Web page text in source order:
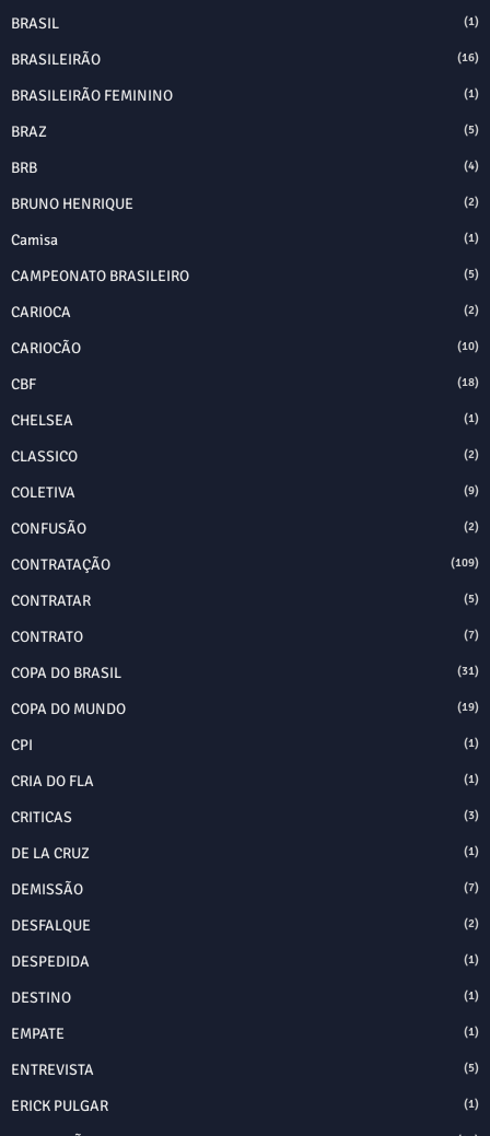
BRASIL (1)
BRASILEIRÃO (16)
BRASILEIRÃO FEMININO (1)
BRAZ (5)
BRB (4)
BRUNO HENRIQUE (2)
Camisa (1)
CAMPEONATO BRASILEIRO (5)
CARIOCA (2)
CARIOCÃO (10)
CBF (18)
CHELSEA (1)
CLASSICO (2)
COLETIVA (9)
CONFUSÃO (2)
CONTRATAÇÃO (109)
CONTRATAR (5)
CONTRATO (7)
COPA DO BRASIL (31)
COPA DO MUNDO (19)
CPI (1)
CRIA DO FLA (1)
CRITICAS (3)
DE LA CRUZ (1)
DEMISSÃO (7)
DESFALQUE (2)
DESPEDIDA (1)
DESTINO (1)
EMPATE (1)
ENTREVISTA (5)
ERICK PULGAR (1)